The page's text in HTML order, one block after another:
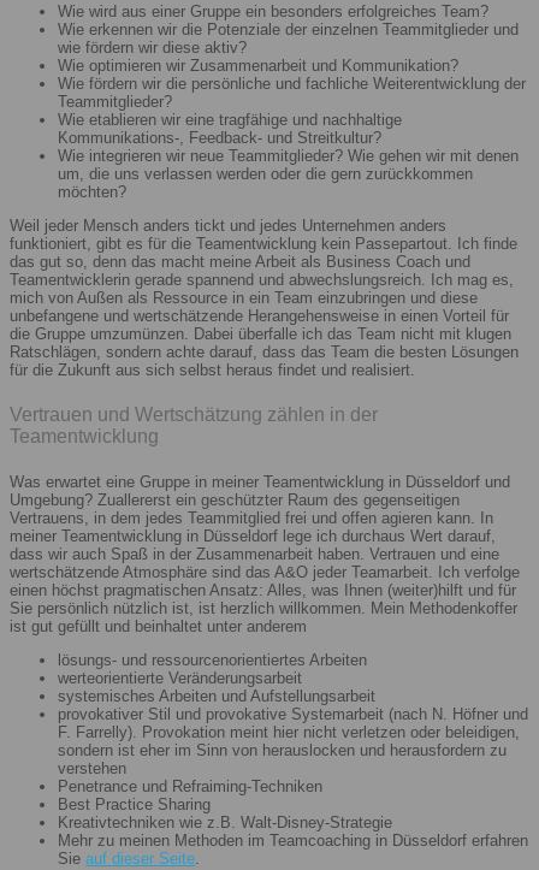
Wie wird aus einer Gruppe ein besonders erfolgreiches Team?
Wie erkennen wir die Potenziale der einzelnen Teammitglieder und
wie fördern wir diese aktiv?
Wie optimieren wir Zusammenarbeit und Kommunikation?
Wie fördern wir die persönliche und fachliche Weiterentwicklung der
Teammitglieder?
Wie etablieren wir eine tragfähige und nachhaltige
Kommunikations-, Feedback- und Streitkultur?
Wie integrieren wir neue Teammitglieder? Wie gehen wir mit denen
um, die uns verlassen werden oder die gern zurückkommen
möchten?
Weil jeder Mensch anders tickt und jedes Unternehmen anders
funktioniert, gibt es für die Teamentwicklung kein Passepartout. Ich finde
das gut so, denn das macht meine Arbeit als Business Coach und
Teamentwicklerin gerade spannend und abwechslungsreich. Ich mag es,
mich von Außen als Ressource in ein Team einzubringen und diese
unbefangene und wertschätzende Herangehensweise in einen Vorteil für
die Gruppe umzumünzen. Dabei überfalle ich das Team nicht mit klugen
Ratschlägen, sondern achte darauf, dass das Team die besten Lösungen
für die Zukunft aus sich selbst heraus findet und realisiert.
Vertrauen und Wertschätzung zählen in der
Teamentwicklung
Was erwartet eine Gruppe in meiner Teamentwicklung in Düsseldorf und
Umgebung? Zuallererst ein geschützter Raum des gegenseitigen
Vertrauens, in dem jedes Teammitglied frei und offen agieren kann. In
meiner Teamentwicklung in Düsseldorf lege ich durchaus Wert darauf,
dass wir auch Spaß in der Zusammenarbeit haben. Vertrauen und eine
wertschätzende Atmosphäre sind das A&O jeder Teamarbeit. Ich verfolge
einen höchst pragmatischen Ansatz: Alles, was Ihnen (weiter)hilft und für
Sie persönlich nützlich ist, ist herzlich willkommen. Mein Methodenkoffer
ist gut gefüllt und beinhaltet unter anderem
lösungs- und ressourcenorientiertes Arbeiten
werteorientierte Veränderungsarbeit
systemisches Arbeiten und Aufstellungsarbeit
provokativer Stil und provokative Systemarbeit (nach N. Höfner und
F. Farrelly). Provokation meint hier nicht verletzen oder beleidigen,
sondern ist eher im Sinn von herauslocken und herausfordern zu
verstehen
Penetrance und Refraiming-Techniken
Best Practice Sharing
Kreativtechniken wie z.B. Walt-Disney-Strategie
Mehr zu meinen Methoden im Teamcoaching in Düsseldorf erfahren
Sie auf dieser Seite.